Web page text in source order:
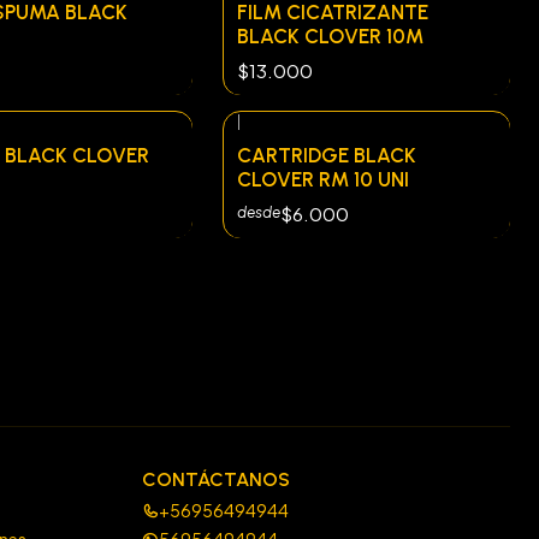
BLACK
FILM CICATRIZANTE
BLACK CLOVER 10M
$13.000
CLOVER
CARTRIDGE BLACK
CLOVER RM 10 UNI
desde$6.000
CONTÁCTANOS
+56956494944